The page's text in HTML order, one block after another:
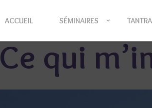
ACCUEIL SÉMINAIRES TANTRA
Ce qui